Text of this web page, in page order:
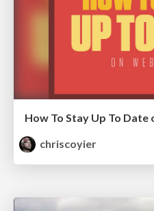
How To Stay Up To Date
chriscoyier